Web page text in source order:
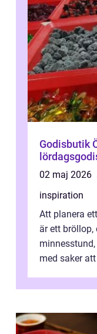
Godisbutik Örebro
02 maj 2026
inspiration
Att planera
är ett bröllop,
med saker